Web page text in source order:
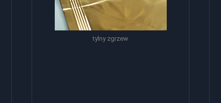
tylny zgrzew